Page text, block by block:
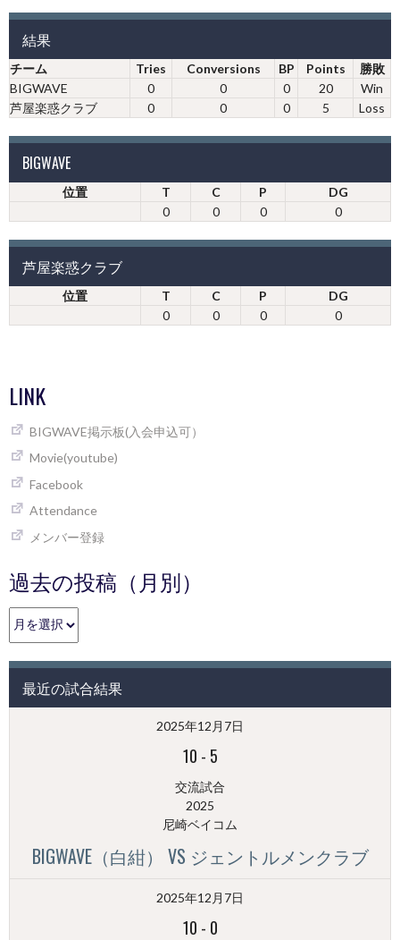
結果
チーム Tries Conversions BP Points
勝敗
BIGWAVE
0 0 0 20
Win
芦屋楽惑クラブ
0 0 0 5 Loss
BIGWAVE
位置 T C P
DG
0
0 0 0
芦屋楽惑クラブ
位置 T C P
DG
0
0 0 0
LINK
BIGWAVE掲示板(入会申込可）
Movie(youtube)
Facebook
Attendance
メンバー登録
過去の投稿（月別）
過
去
投
（月
最近の試合結果
2025年12月7日
10 - 5
交流試合
2025
尼崎ベイコム
BIGWAVE（白紺） VS ジェントルメンクラブ
2025年12月7日
10 - 0